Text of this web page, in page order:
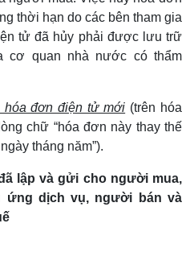
thời hạn do các bên tham gia
tử đã hủy phải được lưu trữ
cơ quan nhà nước có thẩm
đơn điện tử mới (trên hóa
chữ “hóa đơn này thay thế
tháng năm”).
lập và gửi cho người mua,
ứng dịch vụ, người bán và